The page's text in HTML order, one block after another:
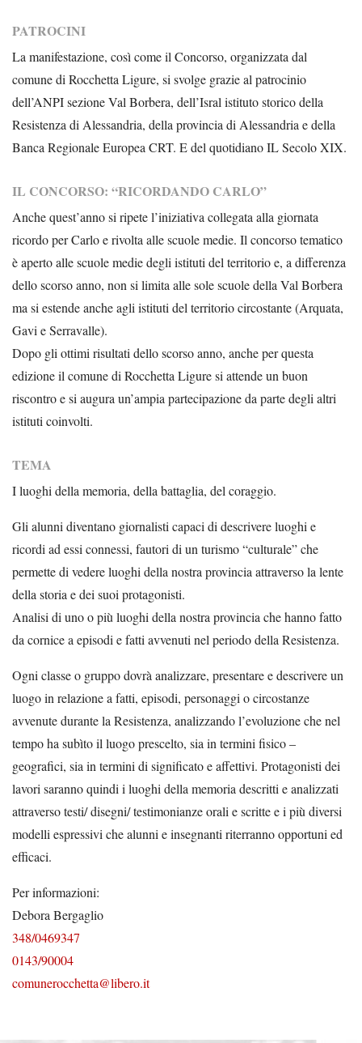
PATROCINI
La manifestazione, così come il Concorso, organizzata dal
comune di Rocchetta Ligure, si svolge grazie al patrocinio
dell’ANPI sezione Val Borbera, dell’Isral istituto storico della
Resistenza di Alessandria, della provincia di Alessandria e della
Banca Regionale Europea CRT. E del quotidiano IL Secolo XIX.
IL CONCORSO: “RICORDANDO CARLO”
Anche quest’anno si ripete l’iniziativa collegata alla giornata
ricordo per Carlo e rivolta alle scuole medie. Il concorso tematico
è aperto alle scuole medie degli istituti del territorio e, a differenza
dello scorso anno, non si limita alle sole scuole della Val Borbera
ma si estende anche agli istituti del territorio circostante (Arquata,
Gavi e Serravalle).
Dopo gli ottimi risultati dello scorso anno, anche per questa
edizione il comune di Rocchetta Ligure si attende un buon
riscontro e si augura un’ampia partecipazione da parte degli altri
istituti coinvolti.
TEMA
I luoghi della memoria, della battaglia, del coraggio.
Gli alunni diventano giornalisti capaci di descrivere luoghi e
ricordi ad essi connessi, fautori di un turismo “culturale” che
permette di vedere luoghi della nostra provincia attraverso la lente
della storia e dei suoi protagonisti.
Analisi di uno o più luoghi della nostra provincia che hanno fatto
da cornice a episodi e fatti avvenuti nel periodo della Resistenza.
Ogni classe o gruppo dovrà analizzare, presentare e descrivere un
luogo in relazione a fatti, episodi, personaggi o circostanze
avvenute durante la Resistenza, analizzando l’evoluzione che nel
tempo ha subìto il luogo prescelto, sia in termini fisico –
geografici, sia in termini di significato e affettivi. Protagonisti dei
lavori saranno quindi i luoghi della memoria descritti e analizzati
attraverso testi/ disegni/ testimonianze orali e scritte e i più diversi
modelli espressivi che alunni e insegnanti riterranno opportuni ed
efficaci.
Per informazioni:
Debora Bergaglio
348/0469347
0143/90004
comunerocchetta@libero.it